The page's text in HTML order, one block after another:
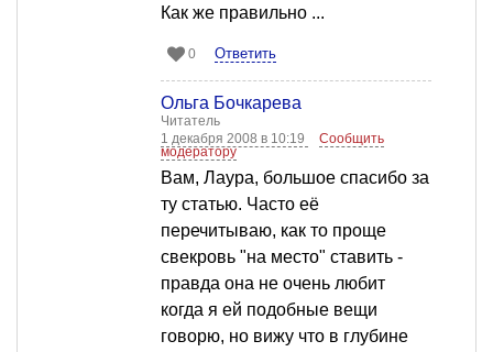
Как же правильно ...
0 Ответить
Ольга Бочкарева
Читатель
1 декабря 2008 в 10:19
Сообщить
модератору
Вам, Лаура, большое спасибо за
ту статью. Часто её
перечитываю, как то проще
свекровь "на место" ставить -
правда она не очень любит
когда я ей подобные вещи
говорю, но вижу что в глубине